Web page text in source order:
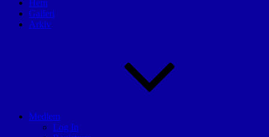
Hem
Galleri
Arkiv
Medlem
Log In